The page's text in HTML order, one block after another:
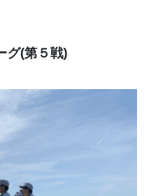
グ(第５戦)